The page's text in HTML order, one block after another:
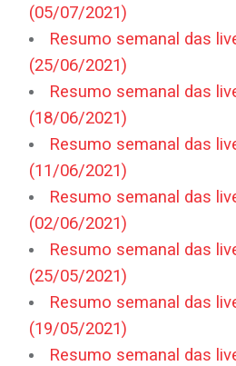
(05/07/2021)
Resumo semanal das
(25/06/2021)
Resumo semanal das
(18/06/2021)
Resumo semanal das
(11/06/2021)
Resumo semanal das
(02/06/2021)
Resumo semanal das
(25/05/2021)
Resumo semanal das
(19/05/2021)
Resumo semanal das